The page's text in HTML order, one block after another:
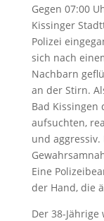
Gegen 07:00
Kissinger
Polizei
sich nach
Nachbarn
an der Stirn.
Bad
aufsuchten,
und
Eine
der Hand, die
Der 38-